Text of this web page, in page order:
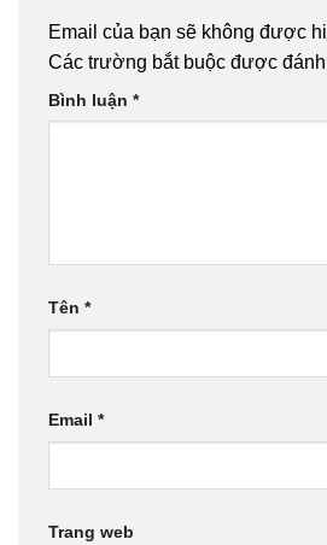
Email của bạn sẽ không được
Các trường bắt buộc được
Bình luận *
Tên *
Email *
Trang web